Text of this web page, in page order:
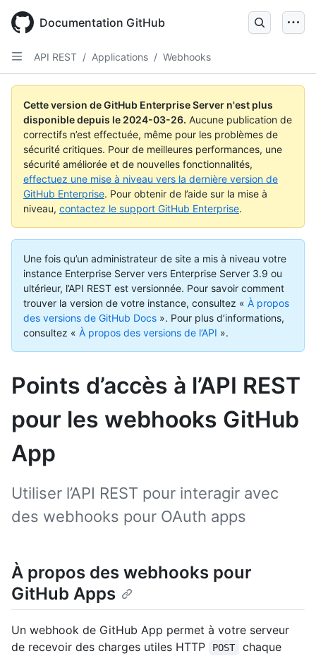
main
content
Documentation GitHub
API REST / Applications / Webhooks
Cette version de GitHub Enterprise Server n'est plus
disponible depuis le 2024-03-26. Aucune publication de
correctifs n’est effectuée, même pour les problèmes de
sécurité critiques. Pour de meilleures performances, une
sécurité améliorée et de nouvelles fonctionnalités,
effectuez une mise à niveau vers la dernière version de
GitHub Enterprise. Pour obtenir de l’aide sur la mise à
niveau, contactez le support GitHub Enterprise.
Une fois qu’un administrateur de site a mis à niveau votre
instance Enterprise Server vers Enterprise Server 3.9 ou
ultérieur, l’API REST est versionnée. Pour savoir comment
trouver la version de votre instance, consultez « À propos
des versions de GitHub Docs ». Pour plus d’informations,
consultez « À propos des versions de l’API ».
Points d’accès à l’API REST
pour les webhooks GitHub
App
Utiliser l’API REST pour interagir avec
des webhooks pour OAuth apps
À propos des webhooks pour
GitHub Apps
Un webhook de GitHub App permet à votre serveur
de recevoir des charges utiles HTTP
POST
chaque